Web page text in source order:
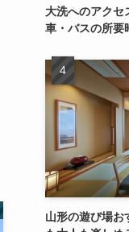
大洗へのアクセ
車・バスの所要
山形の遊び場お